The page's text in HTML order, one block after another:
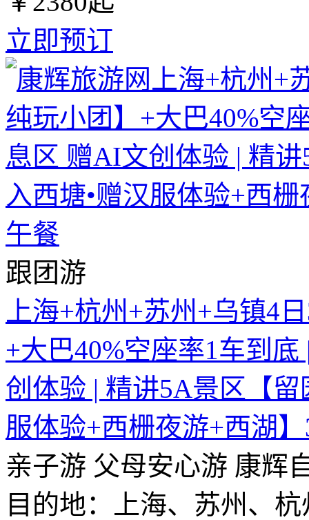
立即预订
跟团游
上海+杭州+苏州+乌镇4
+大巴40%空座率1车到
创体验 | 精讲5A景区【
服体验+西栅夜游+西湖
亲子游 父母安心游 康辉
目的地：上海、苏州、